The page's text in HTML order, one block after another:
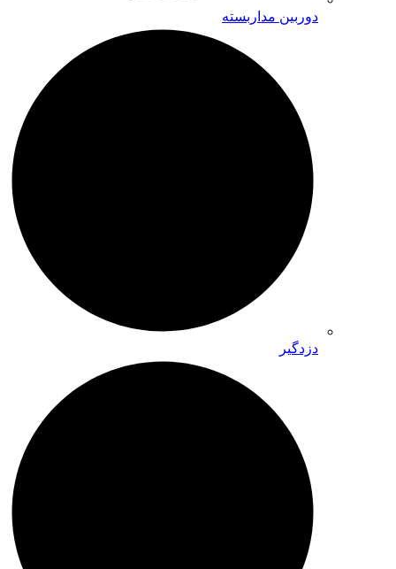
دوربین مداربسته
دزدگیر